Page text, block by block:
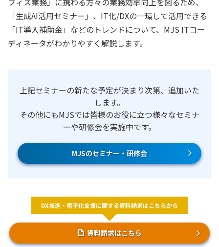
「生成AI活用セミナー」、IT化/DXの一環して活用できる
「IT導入補助金」などのトレンドについて、MJS ITコー
ディネータがわかりやすく解説します。
上記セミナーの新たな予定が決まり次第、追加いた
します。
その他にもMJSでは皆様のお役に立つ様々なセミナ
ーや研修会を実施中です。
MJSのセミナー・研修会
DX推進・電子化支援に関する資料請求はこちらから
資料請求はこちら